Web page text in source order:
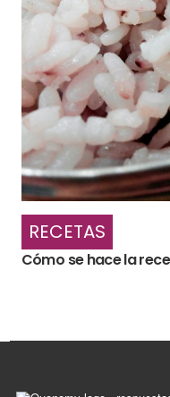
RECETAS
Cómo se hace la